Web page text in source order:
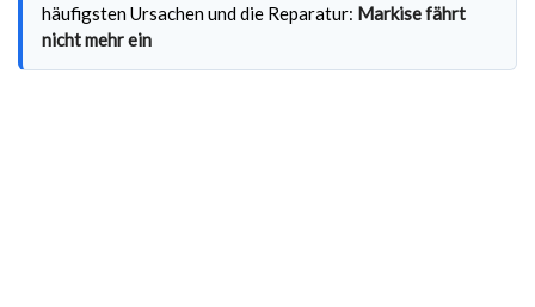
häufigsten Ursachen und die Reparatur: Markise fährt
nicht mehr ein